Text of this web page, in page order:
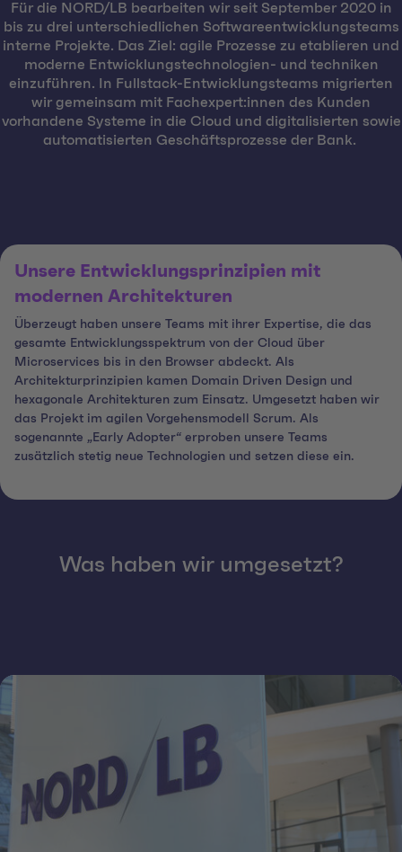
Für die NORD/LB bearbeiten wir seit September 2020 in
bis zu drei unterschiedlichen Softwareentwicklungsteams
interne Projekte. Das Ziel: agile Prozesse zu etablieren und
moderne Entwicklungstechnologien- und techniken
einzuführen. In Fullstack-Entwicklungsteams migrierten
wir gemeinsam mit Fachexpert:innen des Kunden
vorhandene Systeme in die Cloud und digitalisierten sowie
automatisierten Geschäftsprozesse der Bank.
Unsere Entwicklungsprinzipien mit
modernen Architekturen
Überzeugt haben unsere Teams mit ihrer Expertise, die das
gesamte Entwicklungsspektrum von der Cloud über
Microservices bis in den Browser abdeckt. Als
Architekturprinzipien kamen Domain Driven Design und
hexagonale Architekturen zum Einsatz. Umgesetzt haben wir
das Projekt im agilen Vorgehensmodell Scrum. Als
sogenannte „Early Adopter“ erproben unsere Teams
zusätzlich stetig neue Technologien und setzen diese ein.
Was haben wir umgesetzt?